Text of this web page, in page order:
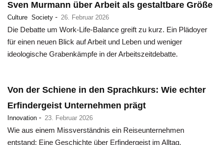
Sven Murmann über Arbeit als gestaltbare Größe
Culture Society - 26. Februar 2026
Die Debatte um Work-Life-Balance greift zu kurz. Ein Plädoyer
für einen neuen Blick auf Arbeit und Leben und weniger
ideologische Grabenkämpfe in der Arbeitszeitdebatte.
Von der Schiene in den Sprachkurs: Wie echter
Erfindergeist Unternehmen prägt
Innovation - 23. Februar 2026
Wie aus einem Missverständnis ein Reiseunternehmen
entstand: Eine Geschichte über Erfindergeist im Alltag.